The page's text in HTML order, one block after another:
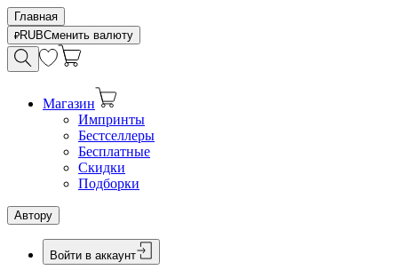
Главная
RUBСменить валюту
Магазин
Импринты
Бестселлеры
Бесплатные
Скидки
Подборки
Автору
Войти в аккаунт